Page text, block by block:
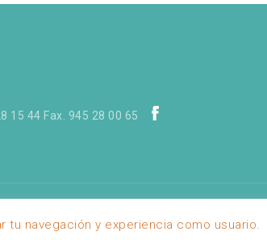
15 44 Fax. 945 28 00 65
tu navegación y experiencia como usuario.